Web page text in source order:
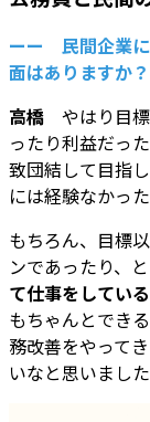
ーー 民間企業に
面はありますか？
高橋 やはり目
ったり利益だっ
致団結して目指
には経験なかった
もちろん、目標
ンであったり、
て仕事をしている
もちゃんとでき
務改善をやって
いなと思いました